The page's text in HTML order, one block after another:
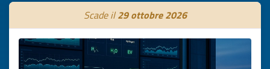
Scade il29 ottobre 2026